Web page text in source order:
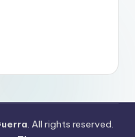
. All rights reserved.